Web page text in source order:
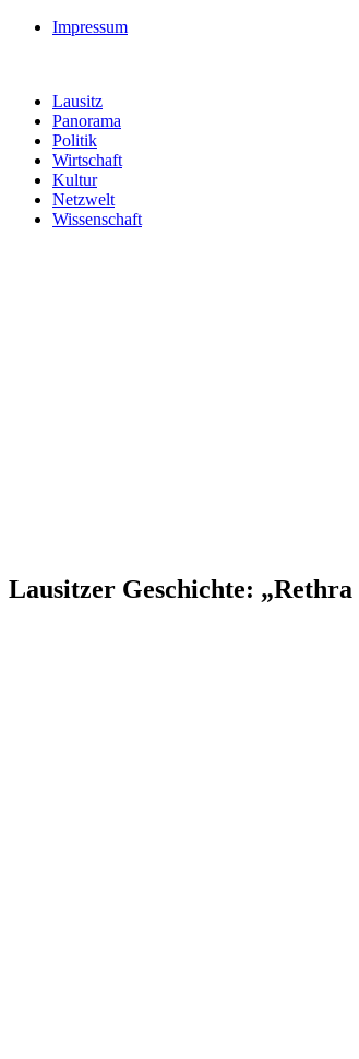
Impressum
Lausitz
Panorama
Politik
Wirtschaft
Kultur
Netzwelt
Wissenschaft
Lausitzer Geschichte: